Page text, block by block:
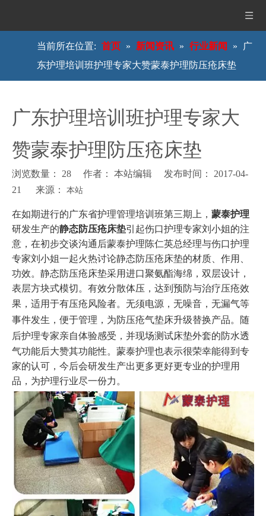
当前所在位置: 首页 » 新闻资讯 » 行业新闻 »
广
东护理培训班护理专家大赞蒙泰护理防压疮床垫
广东护理培训班护理专家大
赞蒙泰护理防压疮床垫
浏览数量： 28 作者： 本站编辑 发布时间： 2017-04-
21 来源： 本站
["wechat","weibo","qzone","douban","email"]
在如期进行的广东省护理管理培训班第三期上， 蒙泰护理
研发生产的静态防压疮床垫引起伤口护理专家刘小姐的注
意，在初步交谈沟通后蒙泰护理陈仁英总经理与伤口护理
专家刘小姐一起火热讨论静态防压疮床垫的材质、作用、
功效。静态防压疮床垫采用进口聚氨酯海绵，双层设计，
表层方块式模切。有效分散体压，达到预防与治疗压疮效
果，适用于有压疮风险者。 无须电源，无噪音，无漏气等
事件发生，便于管理，为防压疮气垫床升级替换产品。随
后护理专家亲自体验感受，并现场测试床垫外套的防水透
气功能后大赞其功能性。蒙泰护理也表示很荣幸能得到专
家的认可，今后会研发生产出更多更好更专业的护理用
品，为护理行业尽一份力。